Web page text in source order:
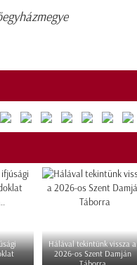
Hálával tekintünk vissza a
2026-os Szent Damján